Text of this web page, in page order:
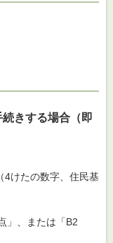
きする場合（即
4けたの数字、住民基
」、または「B2